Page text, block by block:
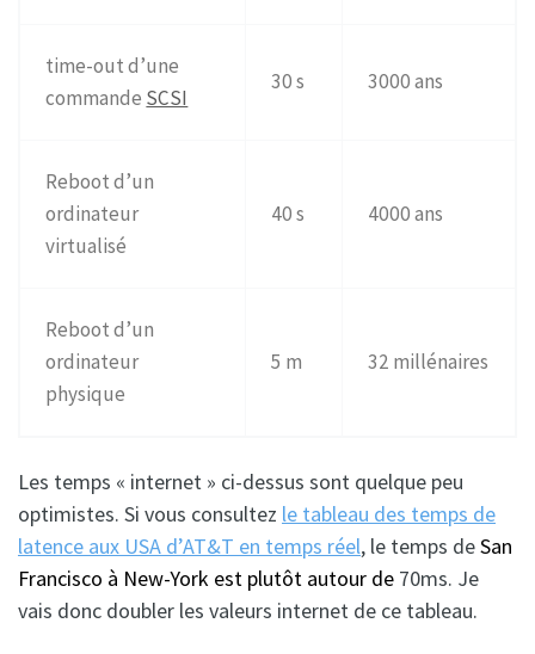
time-out d’une
commande SCSI
30 s 3000 ans
Reboot d’un
ordinateur
virtualisé
40 s 4000 ans
Reboot d’un
ordinateur
physique
5 m 32 millénaires
Les temps « internet » ci-dessus sont quelque peu
optimistes. Si vous consultez le tableau des temps de
latence aux USA d’AT&T en temps réel, le temps deSan
Francisco à New-York est plutôt autour de 70ms. Je
vais donc doubler les valeurs internet de ce tableau.